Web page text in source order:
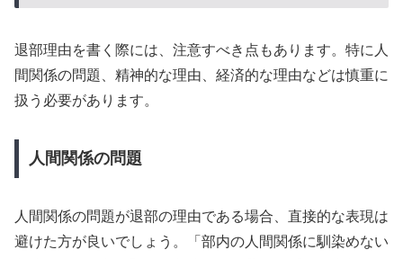
退部理由を書く際には、注意すべき点もあります。特に人
間関係の問題、精神的な理由、経済的な理由などは慎重に
扱う必要があります。
人間関係の問題
人間関係の問題が退部の理由である場合、直接的な表現は
避けた方が良いでしょう。「部内の人間関係に馴染めない